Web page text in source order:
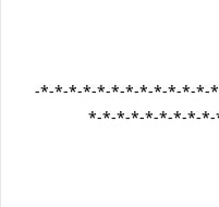
-*-*-*-*-*-*-*-*-*-*-*-*-
*-*-*-*-*-*-*-*-